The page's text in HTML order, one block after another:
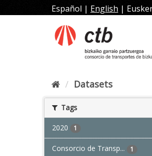
to
Español | English |
Datasets
Tags
2020 1
Consorcio de Transp... 1